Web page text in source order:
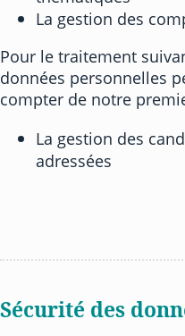
La gestion des
Pour le traitement
données personnelles
compter de notre
La gestion des
adressées
Sécurité des